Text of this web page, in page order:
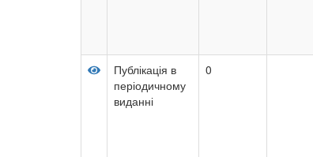
Публікація в
періодичному
виданні
0